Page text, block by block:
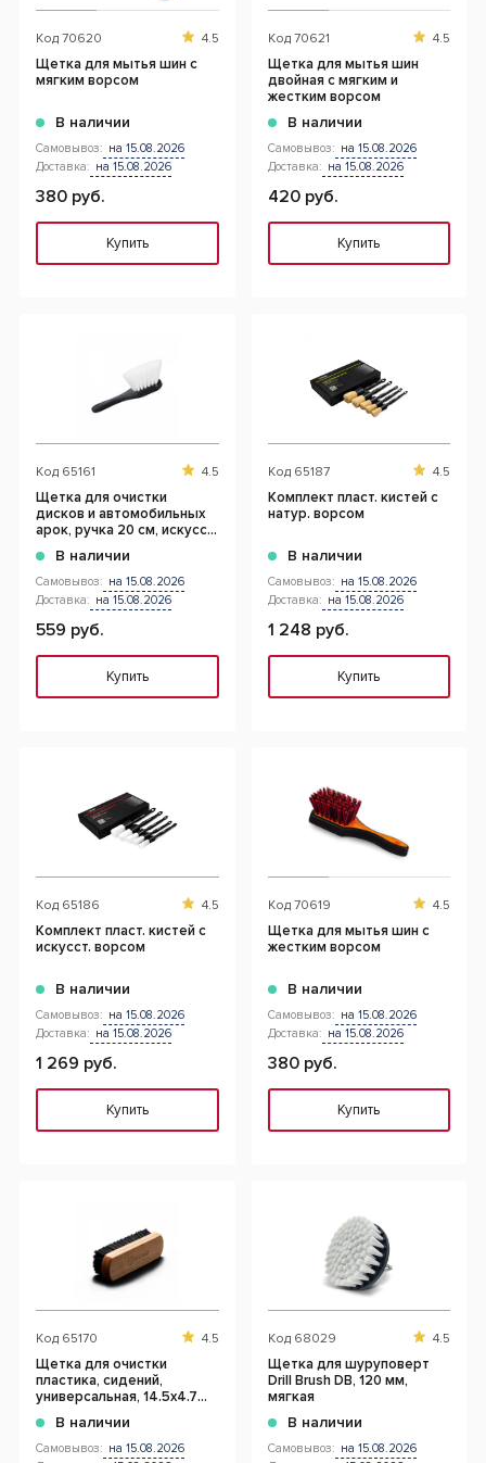
Код 70620 4.5
Щетка для мытья шин с
мягким ворсом
В наличии
Самовывоз: на 15.08.2026
Доставка: на 15.08.2026
380 руб.
Купить
Код 70621 4.5
Щетка для мытья шин
двойная с мягким и
жестким ворсом
В наличии
Самовывоз: на 15.08.2026
Доставка: на 15.08.2026
420 руб.
Купить
Код 65161 4.5
Щетка для очистки
дисков и автомобильных
арок, ручка 20 см, искусст.
В наличии
Самовывоз: на 15.08.2026
Доставка: на 15.08.2026
559 руб.
Купить
Код 65187 4.5
Комплект пласт. кистей с
натур. ворсом
В наличии
Самовывоз: на 15.08.2026
Доставка: на 15.08.2026
1 248 руб.
Купить
Код 65186 4.5
Комплект пласт. кистей с
искусст. ворсом
В наличии
Самовывоз: на 15.08.2026
Доставка: на 15.08.2026
1 269 руб.
Купить
Код 70619 4.5
Щетка для мытья шин с
жестким ворсом
В наличии
Самовывоз: на 15.08.2026
Доставка: на 15.08.2026
380 руб.
Купить
Код 65170 4.5
Щетка для очистки
пластика, сидений,
универсальная, 14.5x4.7
В наличии
Самовывоз: на 15.08.2026
Код 68029 4.5
Щетка для шуруповерт
Drill Brush DB, 120 мм,
мягкая
В наличии
Самовывоз: на 15.08.2026